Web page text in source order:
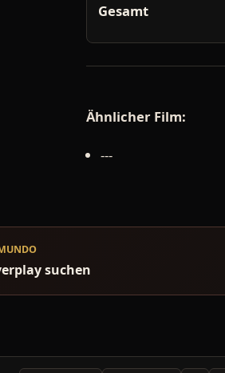
Gesamt
Ähnlicher Film:
---
suchen